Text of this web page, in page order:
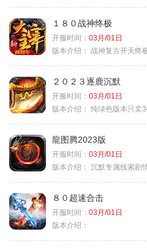
１８０战神终极
开服时间： 03月/01日
版本介绍： 战神复古开天终
２０２３逐鹿沉默
开服时间： 03月/01日
版本介绍： 纯绿色版本只卖
龍图腾2023版
开服时间： 03月/01日
版本介绍： 沉默专属线索剧
８０超速合击
开服时间： 03月/01日
版本介绍：